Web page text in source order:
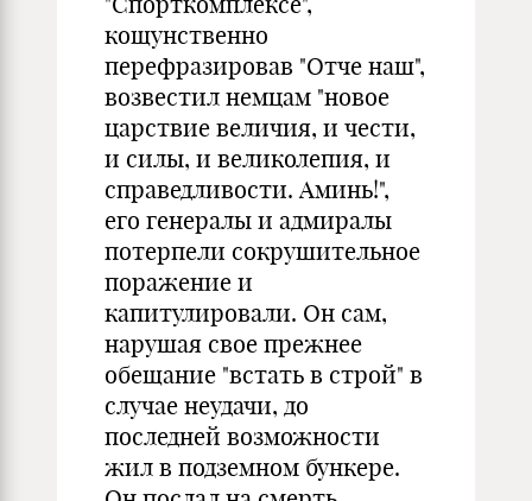
кощунственно
перефразировав "Отче наш",
возвестил немцам "новое
царствие величия, и чести,
и силы, и великолепия, и
справедливости. Аминь!",
его генералы и адмиралы
потерпели сокрушительное
поражение и
капитулировали. Он сам,
нарушая свое прежнее
обещание "встать в строй" в
случае неудачи, до
последней возможности
жил в подземном бункере.